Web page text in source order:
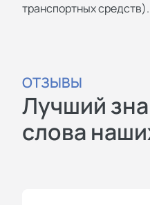
транспортных средств).
ОТЗЫВЫ
Лучший
слова